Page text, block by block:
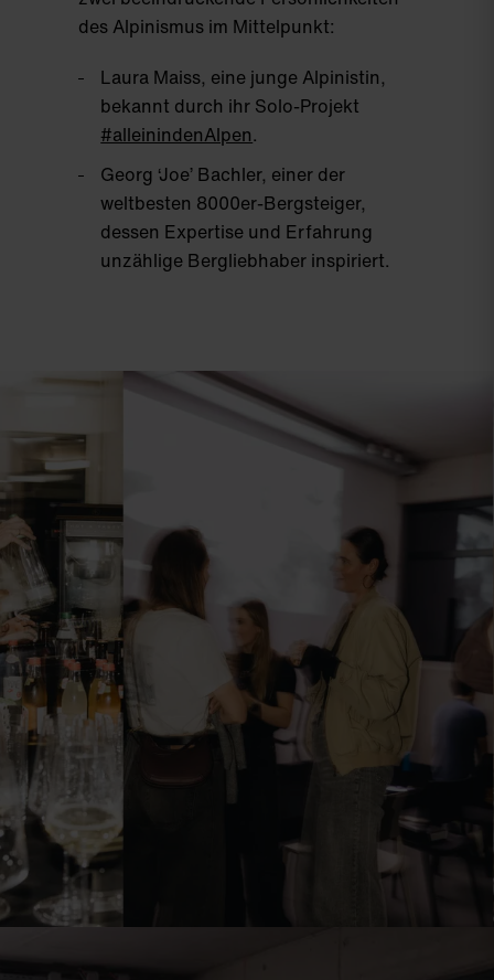
des Alpinismus im Mittelpunkt:
Laura Maiss, eine junge Alpinistin,
bekannt durch ihr Solo-Projekt
#alleinindenAlpen.
Georg ‘Joe’ Bachler, einer der
weltbesten 8000er-Bergsteiger,
dessen Expertise und Erfahrung
unzählige Bergliebhaber inspiriert.